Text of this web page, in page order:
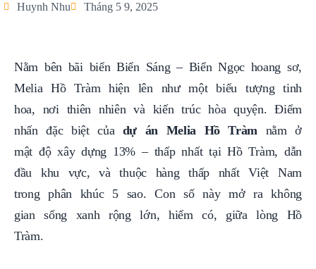
Huynh Nhu Tháng 5 9, 2025
Nằm bên bãi biển Biển Sáng – Biển Ngọc hoang sơ,
Melia Hồ Tràm hiện lên như một biểu tượng tinh
hoa, nơi thiên nhiên và kiến trúc hòa quyện. Điểm
nhấn đặc biệt của dự án Melia Hồ Tràm nằm ở
mật độ xây dựng 13% – thấp nhất tại Hồ Tràm, dẫn
đầu khu vực, và thuộc hàng thấp nhất Việt Nam
trong phân khúc 5 sao. Con số này mở ra không
gian sống xanh rộng lớn, hiếm có, giữa lòng Hồ
Tràm.